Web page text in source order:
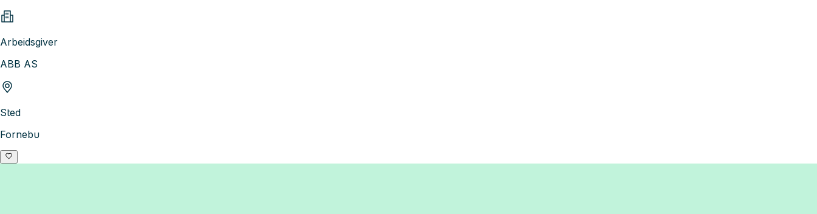
Arbeidsgiver
ABB AS
Sted
Fornebu